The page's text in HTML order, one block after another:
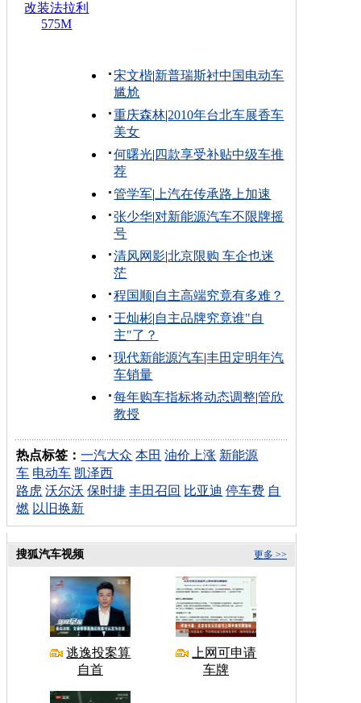
改装法拉利
575M
宋文楷|新普瑞斯衬中国电动车
尴尬
重庆森林|2010年台北车展香车
美女
何曙光| 四款享受补贴中级车推
荐
管学军| 上汽在传承路上加速
张少华|对新能源汽车不限牌摇
号
清风网影|北京限购 车企也迷
茫
程国顺|自主高端究竟有多难？
王灿彬|自主品牌究竟谁"自
主"了？
现代新能源汽车|丰田定明年汽
车销量
每年购车指标将动态调整|管欣
教授
热点标签：一汽大众 本田 油价上涨 新能源
车 电动车 凯泽西
路虎 沃尔沃 保时捷 丰田召回 比亚迪 停车费 自
燃 以旧换新
更多 >>
搜狐汽车视频
逃逸投案算
自首
上网可申请
车牌